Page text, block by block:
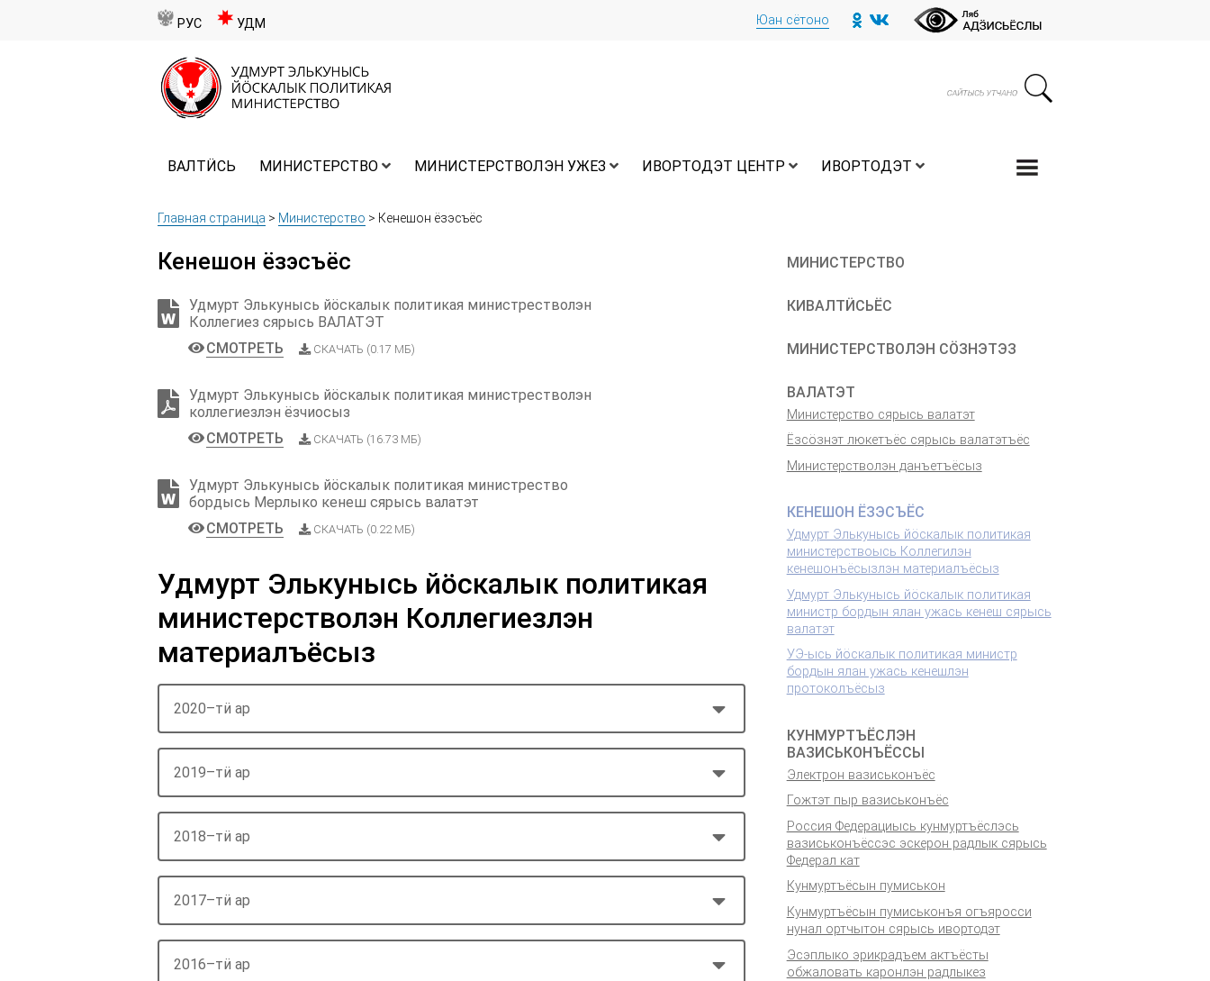
РУС УДМ Юан сётоно
ВАЛТӤСЬ МИНИСТЕРСТВО МИНИСТЕРСТВОЛЭН УЖЕЗ ИВОРТОДЭТ ЦЕНТР ИВОРТОДЭТ
Главная страница > Министерство > Кенешон ёзэсъёс
Кенешон ёзэсъёс
Удмурт Элькунысь йӧскалык политикая министрестволэн
Коллегиез сярысь ВАЛАТЭТ
СМОТРЕТЬ
СКАЧАТЬ (0.17 МБ)
Удмурт Элькунысь йӧскалык политикая министрестволэн
коллегиезлэн ёзчиосыз
СМОТРЕТЬ
СКАЧАТЬ (16.73 МБ)
Удмурт Элькунысь йӧскалык политикая министрество
бордысь Мерлыко кенеш сярысь валатэт
СМОТРЕТЬ
СКАЧАТЬ (0.22 МБ)
Удмурт Элькунысь йӧскалык политикая
министерстволэн Коллегиезлэн
материалъёсыз
2020–тӥ ар
2019–тӥ ар
2018–тӥ ар
2017–тӥ ар
2016–тӥ ар
МИНИСТЕРСТВО
КИВАЛТӤСЬЁС
МИНИСТЕРСТВОЛЭН СӦЗНЭТЭЗ
ВАЛАТЭТ
Министерство сярысь валатэт
Ёзсӧзнэт люкетъёс сярысь валатэтъёс
Министерстволэн данъетъёсыз
КЕНЕШОН ЁЗЭСЪЁС
Удмурт Элькунысь йӧскалык политикая
министерствоысь Коллегилэн
кенешонъёсызлэн материалъёсыз
Удмурт Элькунысь йӧскалык политикая
министр бордын ялан ужась кенеш сярысь
валатэт
УЭ-ысь йӧскалык политикая министр
бордын ялан ужась кенешлэн
протоколъёсыз
КУНМУРТЪЁСЛЭН
ВАЗИСЬКОНЪЁССЫ
Электрон вазиськонъёс
Гожтэт пыр вазиськонъёс
Россия Федерациысь кунмуртъёслэсь
вазиськонъёссэс эскерон радлык сярысь
Федерал кат
Кунмуртъёсын пумиськон
Кунмуртъёсын пумиськонъя огъяросси
нунал ортчытон сярысь ивортодэт
Эсэплыко эрикрадъем актъёсты
обжаловать каронлэн радлыкез